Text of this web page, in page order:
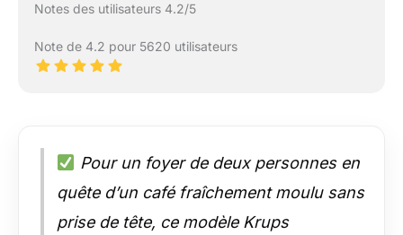
Notes des utilisateurs 4.2/5
Note de 4.2 pour 5620 utilisateurs
Pour un foyer de deux personnes en
quête d’un café fraîchement moulu sans
prise de tête, ce modèle Krups